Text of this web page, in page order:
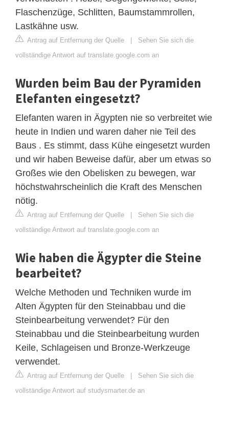
Flaschenzüge, Schlitten, Baumstammrollen,
Lastkähne usw.
Antrag auf Entfernung der Quelle | Sehen Sie sich die
vollständige Antwort auf translate.google.com an
Wurden beim Bau der Pyramiden
Elefanten eingesetzt?
Elefanten waren in Ägypten nie so verbreitet wie
heute in Indien und waren daher nie Teil des
Baus . Es stimmt, dass Kühe eingesetzt wurden
und wir haben Beweise dafür, aber um etwas so
Großes wie den Obelisken zu bewegen, war
höchstwahrscheinlich die Kraft des Menschen
nötig.
Antrag auf Entfernung der Quelle | Sehen Sie sich die
vollständige Antwort auf translate.google.com an
Wie haben die Ägypter die Steine
bearbeitet?
Welche Methoden und Techniken wurde im
Alten Ägypten für den Steinabbau und die
Steinbearbeitung verwendet? Für den
Steinabbau und die Steinbearbeitung wurden
Keile, Schlageisen und Bronze-Werkzeuge
verwendet.
Antrag auf Entfernung der Quelle | Sehen Sie sich die
vollständige Antwort auf studysmarter.de an